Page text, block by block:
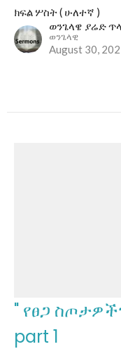
ክፍል ሦስት ( ሁለተኛ )
ወንጌላዌ ያሬድ
ወንጌላዊ
August 30,
" የፀጋ
part 1